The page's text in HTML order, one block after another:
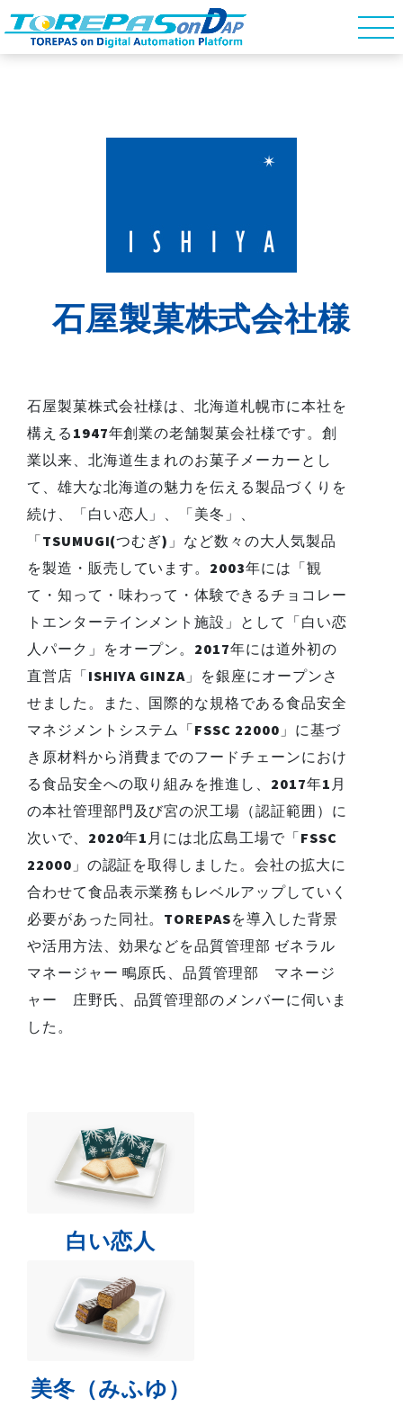
石屋製菓株式会社様
石屋製菓株式会社様は、北海道札幌市に本社を
構える1947年創業の老舗製菓会社様です。創
業以来、北海道生まれのお菓子メーカーとし
て、雄大な北海道の魅力を伝える製品づくりを
続け、「白い恋人」、「美冬」、
「TSUMUGI(つむぎ)」など数々の大人気製品
を製造・販売しています。2003年には「観
て・知って・味わって・体験できるチョコレー
トエンターテインメント施設」として「白い恋
人パーク」をオープン。2017年には道外初の
直営店「ISHIYA GINZA」を銀座にオープンさ
せました。また、国際的な規格である食品安全
マネジメントシステム「FSSC 22000」に基づ
き原材料から消費までのフードチェーンにおけ
る食品安全への取り組みを推進し、2017年1月
の本社管理部門及び宮の沢工場（認証範囲）に
次いで、2020年1月には北広島工場で「FSSC
22000」の認証を取得しました。会社の拡大に
合わせて食品表示業務もレベルアップしていく
必要があった同社。TOREPASを導入した背景
や活用方法、効果などを品質管理部 ゼネラル
マネージャー 鴫原氏、品質管理部 マネージ
ャー 庄野氏、品質管理部のメンバーに伺いま
した。
白い恋人
美冬（みふゆ）